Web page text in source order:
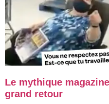
Le mythique
grand retour